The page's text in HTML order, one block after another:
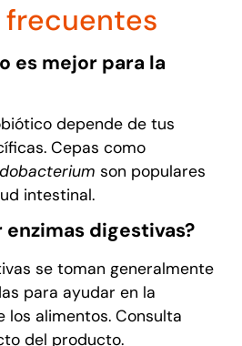
frecuentes
es mejor para la
depende de tus
Cepas como
son populares
intestinal.
digestivas?
se toman generalmente
para ayudar en la
los alimentos. Consulta
del producto.